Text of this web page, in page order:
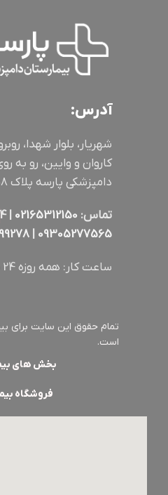
آدرس:
شهریار، بلوار شهدا،
کاروان و وایین، رو به
دامپزشکی پارسه پلاک 158
تماس: |
4 |
09305277565
|
ساعت کار: همه روزه 24 ساعت
تمام حقوق این سایت برای
است.
بخش های
فروشگاه